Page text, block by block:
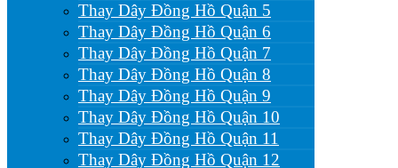
Thay Dây Đồng Hồ Quận 5
Thay Dây Đồng Hồ Quận 6
Thay Dây Đồng Hồ Quận 7
Thay Dây Đồng Hồ Quận 8
Thay Dây Đồng Hồ Quận 9
Thay Dây Đồng Hồ Quận 10
Thay Dây Đồng Hồ Quận 11
Thay Dây Đồng Hồ Quận 12